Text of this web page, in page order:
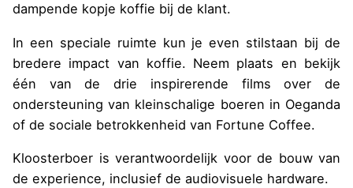
dampende kopje koffie bij de klant.
In een speciale ruimte kun je even stilstaan bij de
bredere impact van koffie. Neem plaats en bekijk
één van de drie inspirerende films over de
ondersteuning van kleinschalige boeren in Oeganda
of de sociale betrokkenheid van Fortune Coffee.
Kloosterboer is verantwoordelijk voor de bouw van
de experience, inclusief de audiovisuele hardware.